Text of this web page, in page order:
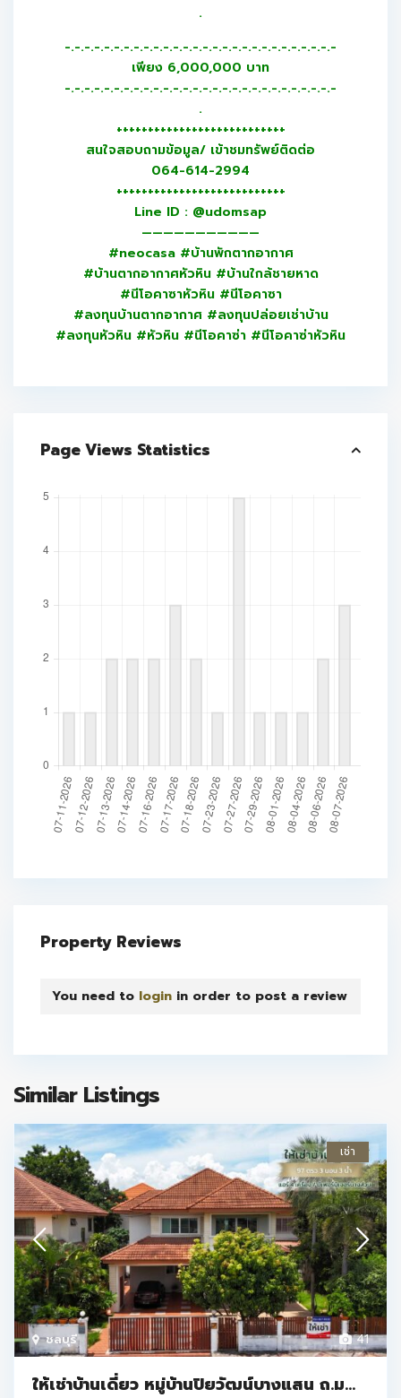
.
-.-.-.-.-.-.-.-.-.-.-.-.-.-.-.-.-.-.-.-.-.-.-.-.-.-.-.-
เพียง 6,000,000 บาท
-.-.-.-.-.-.-.-.-.-.-.-.-.-.-.-.-.-.-.-.-.-.-.-.-.-.-.-
.
+++++++++++++++++++++++++++
สนใจสอบถามข้อมูล/ เข้าชมทรัพย์ติดต่อ
064-614-2994
+++++++++++++++++++++++++++
Line ID : @udomsap
———————————
#neocasa #บ้านพักตากอากาศ
#บ้านตากอากาศหัวหิน #บ้านใกล้ชายหาด
#นีโอคาซาหัวหิน #นีโอคาซา
#ลงทุนบ้านตากอากาศ #ลงทุนปล่อยเช่าบ้าน
#ลงทุนหัวหิน #หัวหิน #นีโอคาซ่า #นีโอคาซ่าหัวหิน
Page Views Statistics
Property Reviews
You need to login in order to post a review
Similar Listings
41
ชลบุรี
เช่า
ให้เช่าบ้านเดี่ยว หมู่บ้านปิยวัฒน์บางแสน ถ.ม...